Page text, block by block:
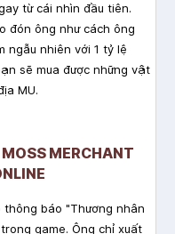
từ cái nhìn đầu tiên.
đón ông như cách ông
ngẫu nhiên với 1 tỷ lệ
sẽ mua được những vật
MU.
MERCHANT
thông báo "Thương nhân
game. Ông chỉ xuất